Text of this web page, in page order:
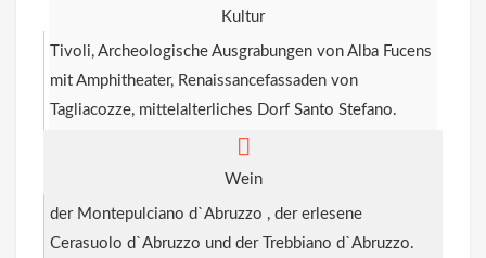
Kultur
Tivoli, Archeologische Ausgrabungen von Alba Fucens
mit Amphitheater, Renaissancefassaden von
Tagliacozze, mittelalterliches Dorf Santo Stefano.
Wein
der Montepulciano d`Abruzzo , der erlesene
Cerasuolo d`Abruzzo und der Trebbiano d`Abruzzo.